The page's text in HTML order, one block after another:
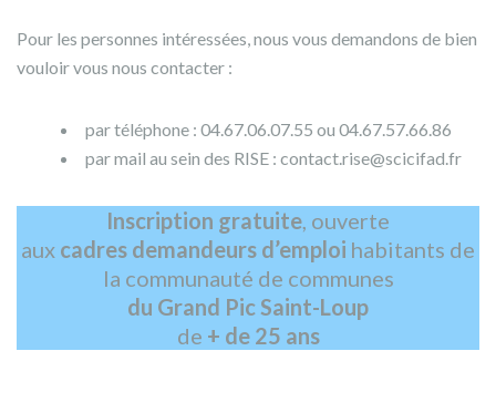
Pour les personnes intéressées, nous vous demandons de bien
vouloir vous nous contacter :
par téléphone : 04.67.06.07.55 ou 04.67.57.66.86
par mail au sein des RISE : contact.rise@scicifad.fr
Inscription gratuite, ouverte
aux cadres demandeurs d’emploi habitants de
la communauté de communes
du Grand Pic Saint-Loup
de + de 25 ans